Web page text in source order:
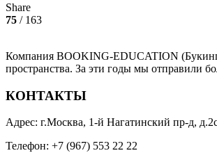
Share
75 / 163
Компания BOOKING-EDUCATION (Букинг
пространства. За эти годы мы отправили
КОНТАКТЫ
Адрес: г.Москва, 1-й Нагатинский пр-д,
Телефон: +7 (967) 553 22 22